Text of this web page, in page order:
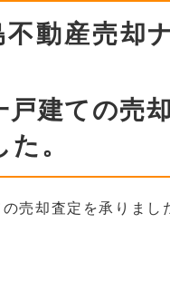
不動産売却
戸建ての売
。
売却査定を承りまし